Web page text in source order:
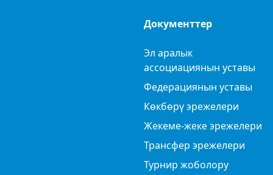
Документтер
Эл аралык
ассоциациянын уставы
Федерациянын уставы
Көкбөрү эрежелери
Жекеме-жеке эрежелери
Трансфер эрежелери
Турнир жоболору